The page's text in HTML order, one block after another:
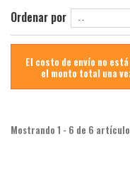
Ordenar por
El costo de envío no
el monto total una
Mostrando 1 - 6 de 6